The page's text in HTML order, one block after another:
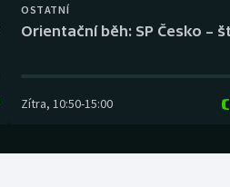
OSTATNÍ
Orientační běh: SP Česko –
Zítra, 10:50-15:00